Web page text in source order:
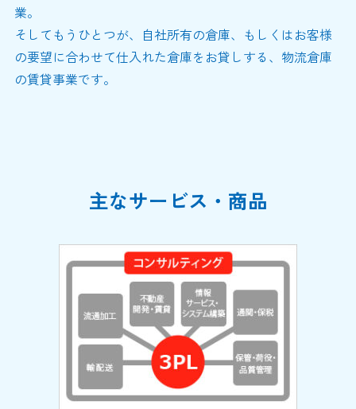
業。
そしてもうひとつが、自社所有の倉庫、もしくはお客様
の要望に合わせて仕入れた倉庫をお貸しする、物流倉庫
の賃貸事業です。
主なサービス・商品